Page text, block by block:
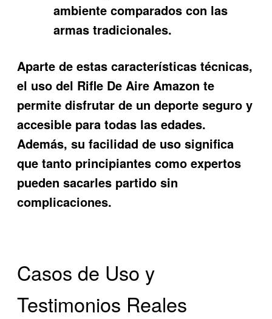
ambiente comparados con las
armas tradicionales.
Aparte de estas características técnicas,
el uso del Rifle De Aire Amazon te
permite disfrutar de un deporte seguro y
accesible para todas las edades.
Además, su facilidad de uso significa
que tanto principiantes como expertos
pueden sacarles partido sin
complicaciones.
Casos de Uso y
Testimonios Reales